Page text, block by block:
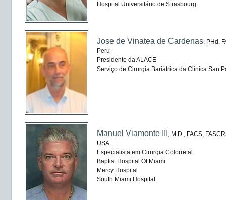
Hospital Universitário de Strasbourg
Jose de Vinatea de Cardenas, PHd,
Peru
Presidente da ALACE
Serviço de Cirurgia Bariátrica da Clínica San
Manuel Viamonte III
, M.D., FACS,
USA
Especialista em Cirurgia Colorretal
Baptist Hospital Of Miami
Mercy Hospital
South Miami Hospital